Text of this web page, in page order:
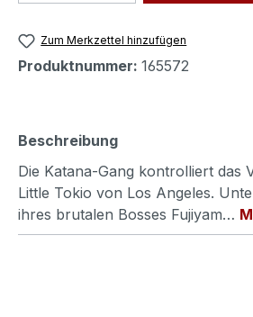
Zum Merkzettel hinzufügen
Produktnummer: 165572
Beschreibung
Die Katana-Gang kontrolliert das
Little Tokio von Los Angeles.
ihres brutalen Bosses Fujiyam…